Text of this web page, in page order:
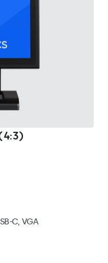
C, VGA